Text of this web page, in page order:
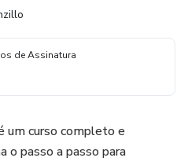
de Assinatura
um curso completo e
o passo a passo para